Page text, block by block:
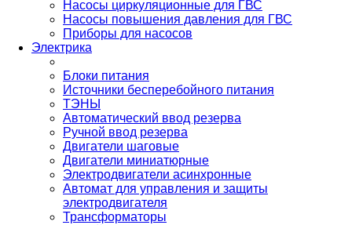
Насосы циркуляционные для ГВС
Насосы повышения давления для ГВС
Приборы для насосов
Электрика
Блоки питания
Источники бесперебойного питания
ТЭНЫ
Автоматический ввод резерва
Ручной ввод резерва
Двигатели шаговые
Двигатели миниатюрные
Электродвигатели асинхронные
Автомат для управления и защиты
электродвигателя
Трансформаторы